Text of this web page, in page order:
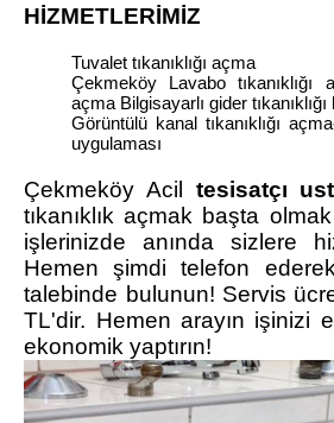
HİZMETLERİMİZ
Tuvalet tıkanıklığı açma
Çekmeköy Lavabo tıkanıklığı
açma Bilgisayarlı gider
Görüntülü kanal tıkanıklığı
uygulaması
Çekmeköy Acil tesisatçı
tıkanıklık açmak başta
işlerinizde anında sizlere
Hemen şimdi telefon
talebinde bulunun! Servis
TL'dir. Hemen arayın işinizi
ekonomik yaptırın!